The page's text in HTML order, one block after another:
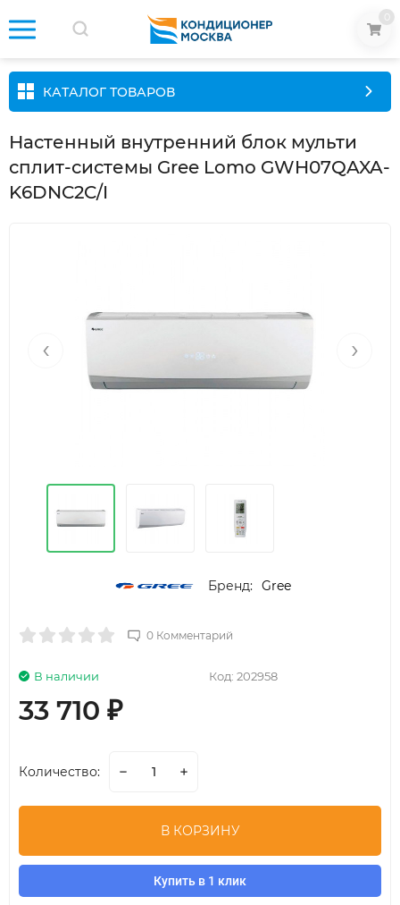
КАТАЛОГ ТОВАРОВ
Настенный внутренний блок мульти
сплит-системы Gree Lomo GWH07QAXA-
K6DNC2C/I
‹ ›
Бренд: Gree
0 Комментарий
Код: 202958
В наличии
33 710 ₽
Количество:
В КОРЗИНУ
Купить в 1 клик